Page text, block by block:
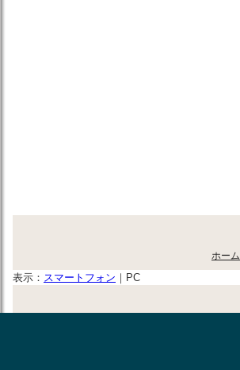
ホーム
表示： スマートフォン ｜ PC